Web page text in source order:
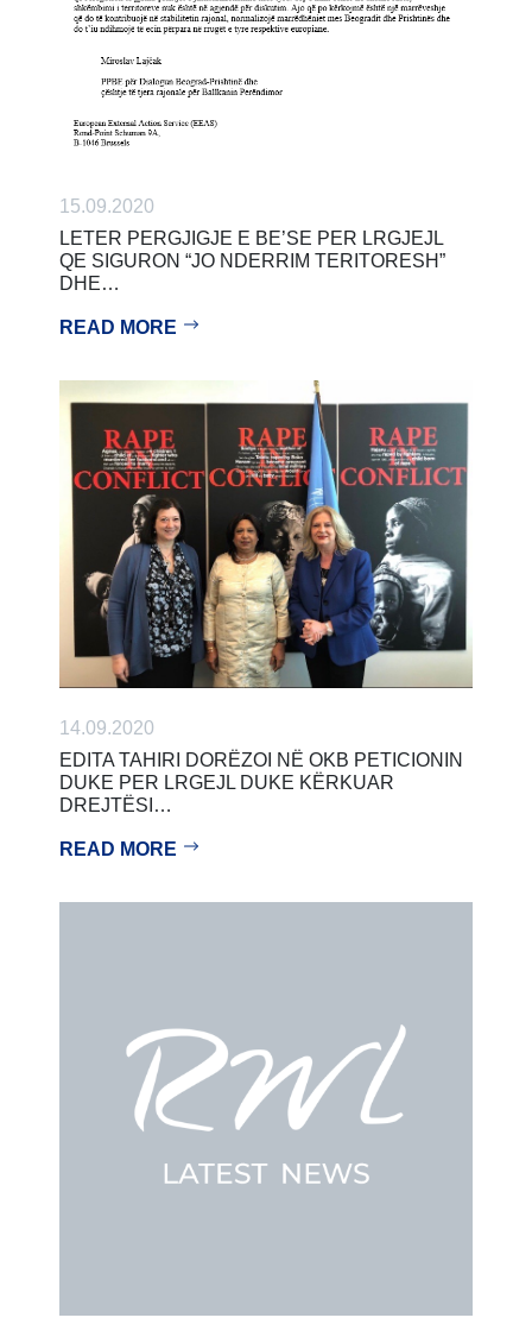
15.09.2020
LETER PERGJIGJE E BE’SE PER LRGJEJL
QE SIGURON “JO NDERRIM TERITORESH”
DHE…
READ MORE
14.09.2020
EDITA TAHIRI DORËZOI NË OKB PETICIONIN
DUKE PER LRGEJL DUKE KËRKUAR
DREJTËSI…
READ MORE